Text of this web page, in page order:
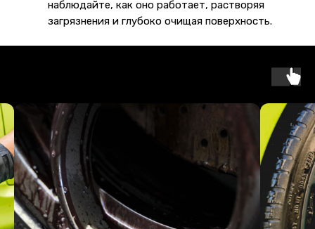
наблюдайте, как оно работает, растворяя
загрязнения и глубоко очищая поверхность.